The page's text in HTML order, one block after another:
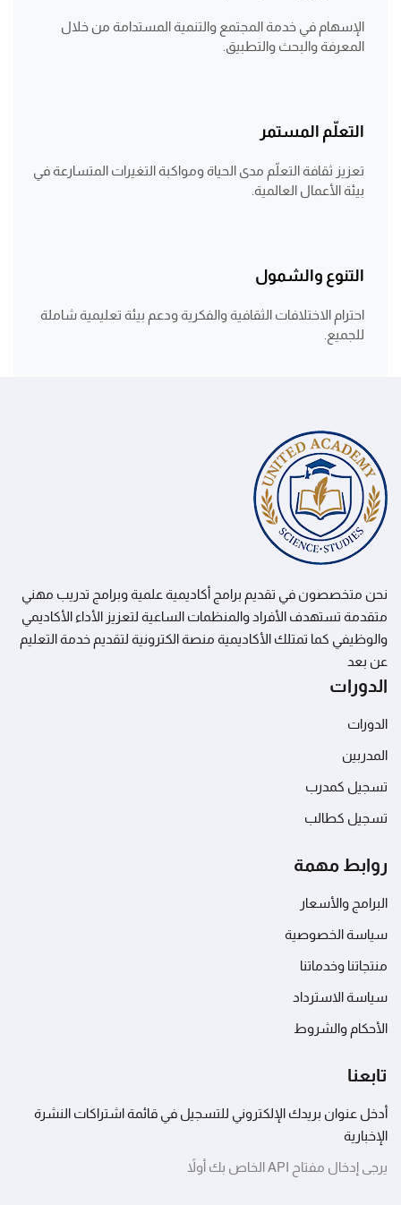
الإسهام في خدمة المجتمع والتنمية المستدامة من خلال
المعرفة والبحث والتطبيق.
التعلّم المستمر
تعزيز ثقافة التعلّم مدى الحياة ومواكبة التغيرات المتسارعة في
بيئة الأعمال العالمية.
التنوع والشمول
احترام الاختلافات الثقافية والفكرية ودعم بيئة تعليمية شاملة
للجميع.
نحن متخصصون في تقديم برامج أكاديمية علمية وبرامج تدريب مهني
متقدمة تستهدف الأفراد والمنظمات الساعية لتعزيز الأداء الأكاديمي
والوظيفي كما تمتلك الأكاديمية منصة الكترونية لتقديم خدمة التعليم
عن بعد
الدورات
الدورات
المدربين
تسجيل كمدرب
تسجيل كطالب
روابط مهمة
البرامج والأسعار
سياسة الخصوصية
منتجاتنا وخدماتنا
سياسة الاسترداد
الأحكام والشروط
تابعنا
أدخل عنوان بريدك الإلكتروني للتسجيل في قائمة اشتراكات النشرة
الإخبارية
يرجى إدخال مفتاح API الخاص بك أولاً